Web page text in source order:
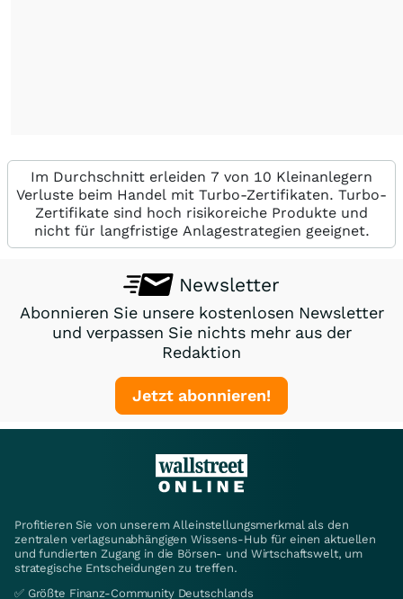
Im Durchschnitt erleiden 7 von 10 Kleinanlegern
Verluste beim Handel mit Turbo-Zertifikaten. Turbo-
Zertifikate sind hoch risikoreiche Produkte und
nicht für langfristige Anlagestrategien geeignet.
Newsletter
Abonnieren Sie unsere kostenlosen Newsletter
und verpassen Sie nichts mehr aus der
Redaktion
Jetzt abonnieren!
Profitieren Sie von unserem Alleinstellungsmerkmal als den
zentralen verlagsunabhängigen Wissens-Hub für einen aktuellen
und fundierten Zugang in die Börsen- und Wirtschaftswelt, um
strategische Entscheidungen zu treffen.
✅ Größte Finanz-Community Deutschlands